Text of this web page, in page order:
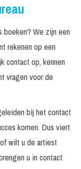
boeken? We zijn een
rekenen op een
contact op, kennen
vragen voor de
bij het contact
komen. Dus viert
wilt u de artiest
u in contact